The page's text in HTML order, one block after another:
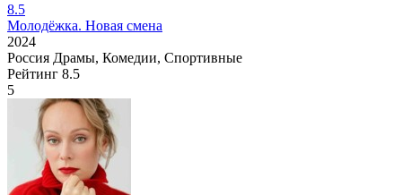
8.5
Молодёжка. Новая смена
2024
Россия Драмы, Комедии, Спортивные
Рейтинг 8.5
5